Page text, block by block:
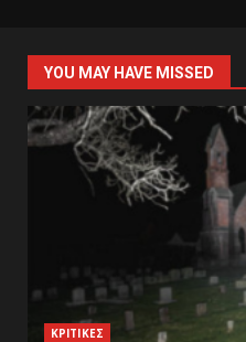
YOU MAY HAVE MISSED
ΚΡΙΤΙΚΕΣ